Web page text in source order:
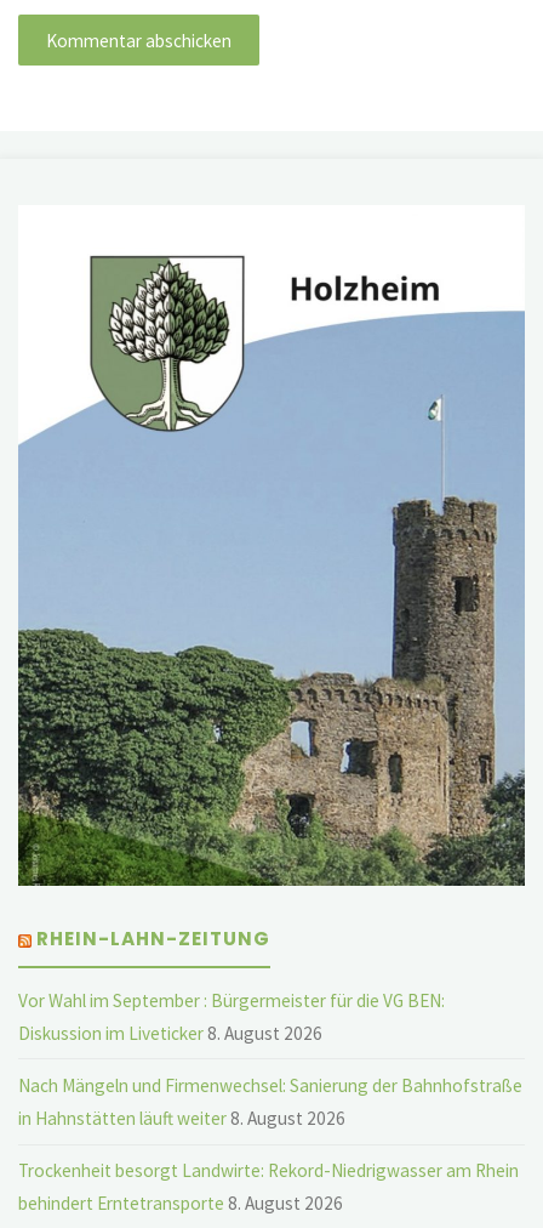
RHEIN-LAHN-ZEITUNG
Vor Wahl im September : Bürgermeister für die VG BEN:
Diskussion im Liveticker8. August 2026
Nach Mängeln und Firmenwechsel: Sanierung der Bahnhofstraße
in Hahnstätten läuft weiter8. August 2026
Trockenheit besorgt Landwirte: Rekord-Niedrigwasser am Rhein
behindert Erntetransporte 8. August 2026